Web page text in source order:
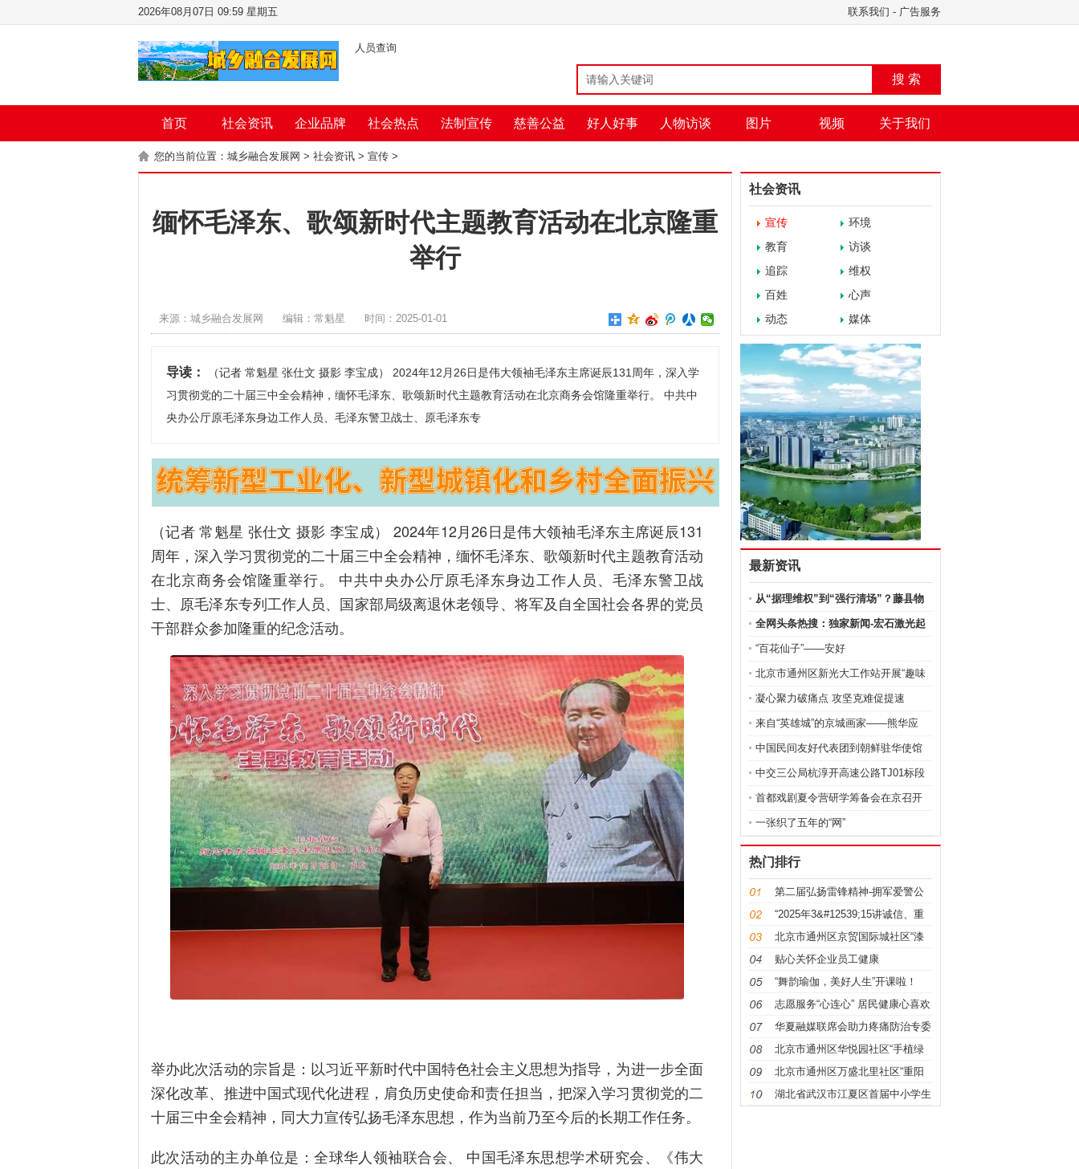
联系我们 - 广告服务
2026年08月07日 09:59 星期五
人员查询
搜 索
首页 社会资讯 企业品牌 社会热点 法制宣传 慈善公益 好人好事 人物访谈 图片 视频 关于我们
您的当前位置： 城乡融合发展网 > 社会资讯 > 宣传 >
缅怀毛泽东、歌颂新时代主题教育活动在北京隆重
举行
来源：城乡融合发展网 编辑：常魁星 时间：2025-01-01
导读：
（记者 常魁星 张仕文 摄影 李宝成） 2024年12月26日是伟大领袖毛泽东主席诞辰131周年，深入学
习贯彻党的二十届三中全会精神，缅怀毛泽东、歌颂新时代主题教育活动在北京商务会馆隆重举行。 中共中
央办公厅原毛泽东身边工作人员、毛泽东警卫战士、原毛泽东专
（记者 常魁星 张仕文 摄影 李宝成） 2024年12月26日是伟大领袖毛泽东主席诞辰131
周年，深入学习贯彻党的二十届三中全会精神，缅怀毛泽东、歌颂新时代主题教育活动
在北京商务会馆隆重举行。 中共中央办公厅原毛泽东身边工作人员、毛泽东警卫战
士、原毛泽东专列工作人员、国家部局级离退休老领导、将军及自全国社会各界的党员
干部群众参加隆重的纪念活动。
举办此次活动的宗旨是：以习近平新时代中国特色社会主义思想为指导，为进一步全面
深化改革、推进中国式现代化进程，肩负历史使命和责任担当，把深入学习贯彻党的二
十届三中全会精神，同大力宣传弘扬毛泽东思想，作为当前乃至今后的长期工作任务。
此次活动的主办单位是：全球华人领袖联合会、 中国毛泽东思想学术研究会、《伟大
社会资讯
宣传
环境
教育
访谈
追踪
维权
百姓
心声
动态
媒体
最新资讯
从“据理维权”到“强行清场”？藤县物
全网头条热搜：独家新闻-宏石激光起
诉
“百花仙子”——安好
北京市通州区新光大工作站开展“趣味
凝心聚力破痛点 攻坚克难促提速
来自“英雄城”的京城画家——熊华应
中国民间友好代表团到朝鲜驻华使馆
献花
中交三公局杭淳开高速公路TJ01标段
开展
首都戏剧夏令营研学筹备会在京召开
一张织了五年的“网”
热门排行
第二届弘扬雷锋精神-拥军爱警公
益人经
“2025年3&#12539;15讲诚信、重
质
北京市通州区京贸国际城社区“漆
彩扇韵
贴心关怀企业员工健康
“舞韵瑜伽，美好人生”开课啦！
志愿服务“心连心” 居民健康心喜欢
华夏融媒联席会助力疼痛防治专委
工作全
北京市通州区华悦园社区“手植绿
意，拾
北京市通州区万盛北里社区“重阳
节敬老
湖北省武汉市江夏区首届中小学生